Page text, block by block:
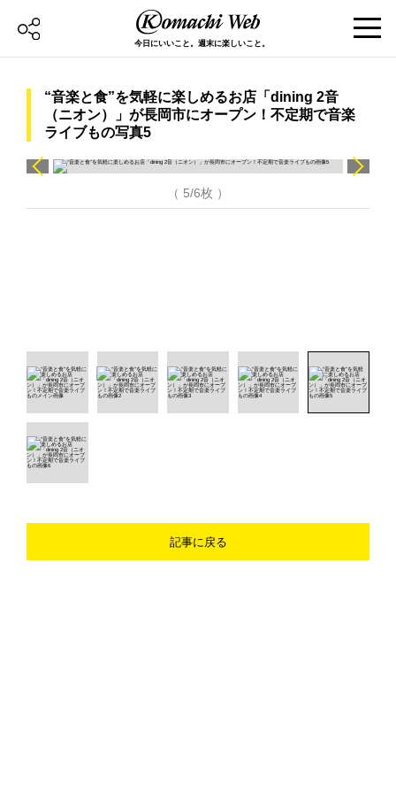
今日にいいこと。週末に楽しいこと。
“音楽と食”を気軽に楽しめるお店「dining 2音
（ニオン）」が長岡市にオープン！不定期で音楽
ライブもの写真5
（ 5/6枚 ）
記事に戻る